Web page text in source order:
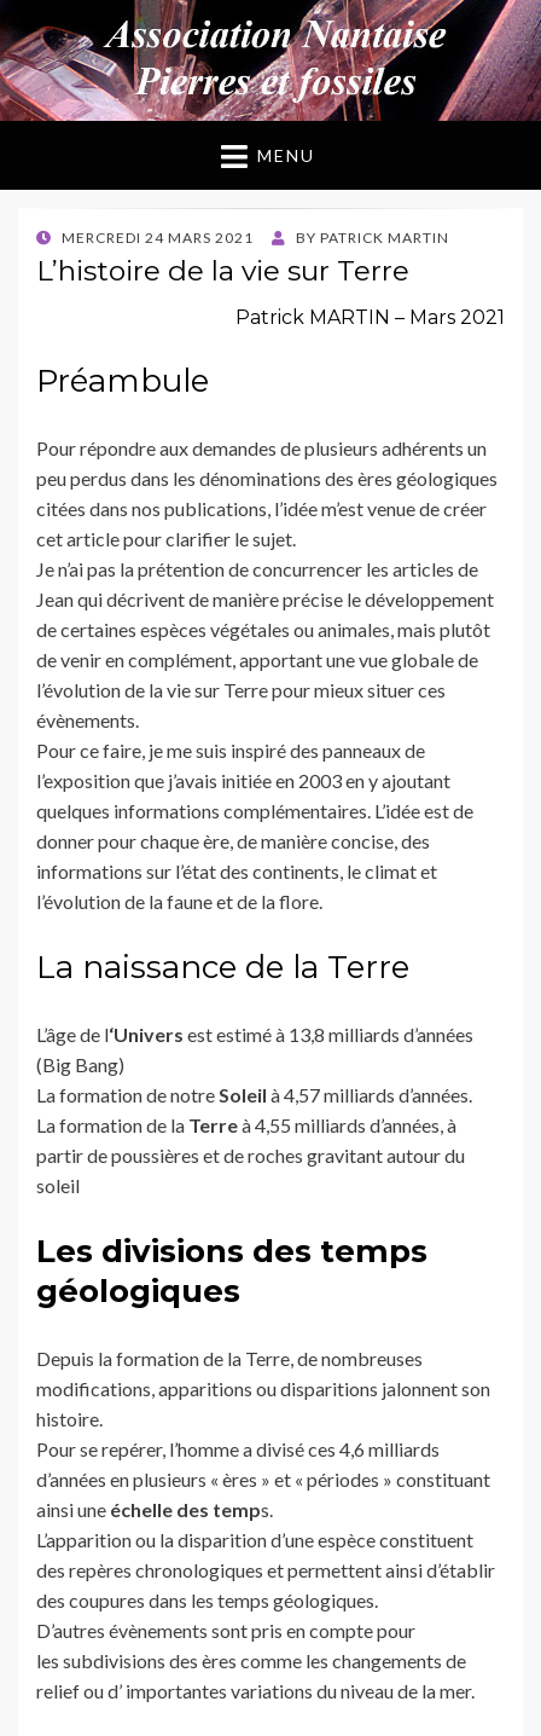
ANPF
Association Nantaise Pierres et Fossiles
MENU
POSTED
ON
MERCREDI 24 MARS 2021 BY PATRICK MARTIN
L’histoire de la vie sur Terre
Patrick MARTIN – Mars 2021
Préambule
Pour répondre aux demandes de plusieurs adhérents un
peu perdus dans les dénominations des ères géologiques
citées dans nos publications, l’idée m’est venue de créer
cet article pour clarifier le sujet.
Je n’ai pas la prétention de concurrencer les articles de
Jean qui décrivent de manière précise le développement
de certaines espèces végétales ou animales, mais plutôt
de venir en complément, apportant une vue globale de
l’évolution de la vie sur Terre pour mieux situer ces
évènements.
Pour ce faire, je me suis inspiré des panneaux de
l’exposition que j’avais initiée en 2003 en y ajoutant
quelques informations complémentaires. L’idée est de
donner pour chaque ère, de manière concise, des
informations sur l’état des continents, le climat et
l’évolution de la faune et de la flore.
La naissance de la Terre
L’âge de l‘Univers est estimé à 13,8 milliards d’années
(Big Bang)
La formation de notreSoleil à 4,57 milliards d’années.
La formation de la Terreà 4,55 milliards d’années, à
partir de poussières et de roches gravitant autour du
soleil
Les divisions des temps
géologiques
Depuis la formation de la Terre, de nombreuses
modifications, apparitions ou disparitions jalonnent son
histoire.
Pour se repérer, l’homme a divisé ces 4,6 milliards
d’années en plusieurs « ères » et « périodes » constituant
ainsi une échelle des temps.
L’apparition ou la disparition d’une espèce constituent
des repères chronologiques et permettent ainsi d’établir
des coupures dans les temps géologiques.
D’autres évènements sont pris en compte pour
les subdivisions des ères comme les changements de
relief ou d’ importantes variations du niveau de la mer.